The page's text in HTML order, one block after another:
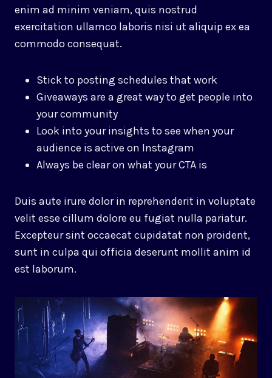
enim ad minim veniam, quis nostrud
exercitation ullamco laboris nisi ut aliquip ex ea
commodo consequat.
Stick to posting schedules that work
Giveaways are a great way to get people into
your community
Look into your insights to see when your
audience is active on Instagram
Always be clear on what your CTA is
Duis aute irure dolor in reprehenderit in voluptate
velit esse cillum dolore eu fugiat nulla pariatur.
Excepteur sint occaecat cupidatat non proident,
sunt in culpa qui officia deserunt mollit anim id
est laborum.